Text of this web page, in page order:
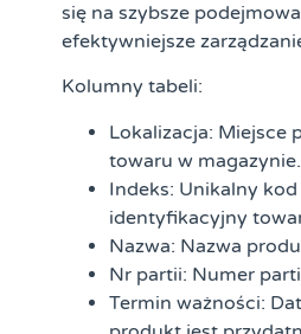
się na szybsze
efektywniejsze
Kolumny tabeli:
Lokalizacja: Miejsce
towaru w magazynie.
Indeks: Unikalny
identyfikacyjny
Nazwa: Nazwa
Nr partii: Numer
Termin ważności: